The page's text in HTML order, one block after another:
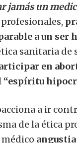
jamás un
a un ser
sanitaria de
en
“espíritu
a ir
de la ética